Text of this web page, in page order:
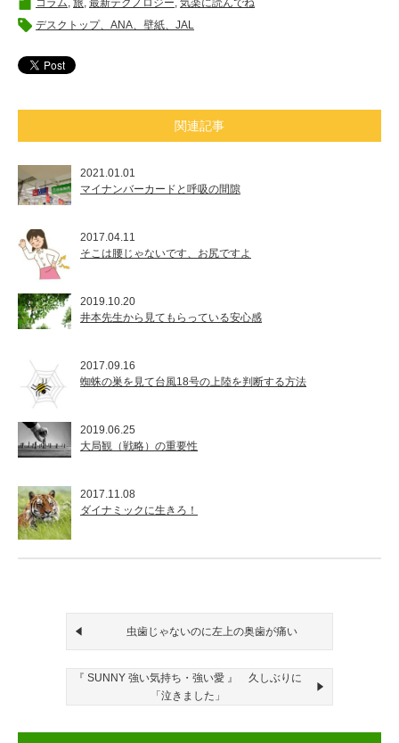
デスクトップ、ANA、壁紙、JAL
関連記事
2021.01.01
マイナンバーカードと呼吸の間隙
2017.04.11
そこは腰じゃないです、お尻ですよ
2019.10.20
井本先生から見てもらっている安心感
2017.09.16
蜘蛛の巣を見て台風18号の上陸を判断する方法
2019.06.25
大局観（戦略）の重要性
2017.11.08
ダイナミックに生きろ！
虫歯じゃないのに左上の奥歯が痛い
『 SUNNY 強い気持ち・強い愛 』 久しぶりに
「泣きました」